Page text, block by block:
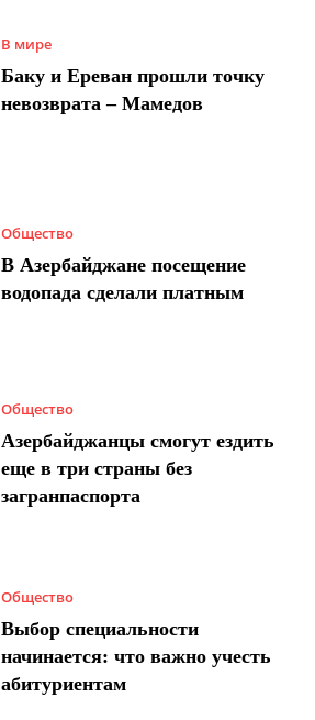
В мире
Баку и Ереван прошли точку
невозврата – Мамедов
Общество
В Азербайджане посещение
водопада сделали платным
Общество
Азербайджанцы смогут ездить
еще в три страны без
загранпаспорта
Общество
Выбор специальности
начинается: что важно учесть
абитуриентам